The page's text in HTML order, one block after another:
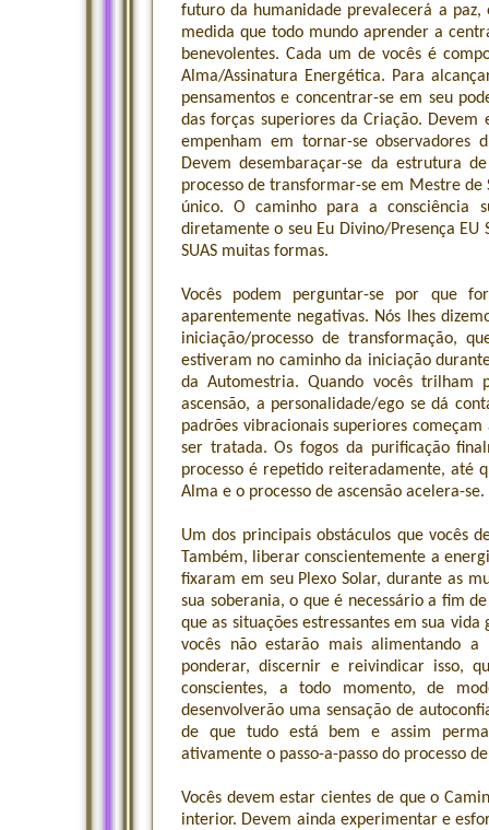
futuro da humanidade prevalecerá a
medida que todo mundo aprender a
benevolentes. Cada um de vocês é
Alma/Assinatura Energética. Para
pensamentos e concentrar-se em seu
das forças superiores da Criação.
empenham em tornar-se observadores
Devem desembaraçar-se da estrutura
processo de transformar-se em Mestre
único. O caminho para a consciência
diretamente o seu Eu Divino/Presença
SUAS muitas formas.
Vocês podem perguntar-se por que
aparentemente negativas. Nós lhes
iniciação/processo de transformação,
estiveram no caminho da iniciação
da Automestria. Quando vocês
ascensão, a personalidade/ego se dá
padrões vibracionais superiores
ser tratada. Os fogos da purificação
processo é repetido reiteradamente, até
Alma e o processo de ascensão acelera-se.
Um dos principais obstáculos que vocês
Também, liberar conscientemente a
fixaram em seu Plexo Solar, durante as
sua soberania, o que é necessário a fim
que as situações estressantes em sua
vocês não estarão mais alimentando a
ponderar, discernir e reivindicar isso,
conscientes, a todo momento, de
desenvolverão uma sensação de
de que tudo está bem e assim
ativamente o passo-a-passo do processo
Vocês devem estar cientes de que o
interior. Devem ainda experimentar e